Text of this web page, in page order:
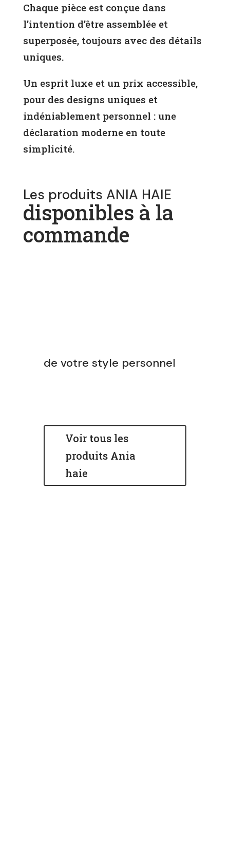
Chaque pièce est conçue dans
l’intention d’être assemblée et
superposée, toujours avec des détails
uniques.
Un esprit luxe et un prix accessible,
pour des designs uniques et
indéniablement personnel : une
déclaration moderne en toute
simplicité.
Les produits ANIA HAIE
disponibles à la
commande
de votre style personnel
Voir tous les
produits Ania
haie